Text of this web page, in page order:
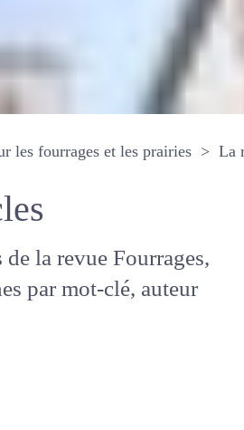
sur les fourrages et les prairies
de la revue
recherches par